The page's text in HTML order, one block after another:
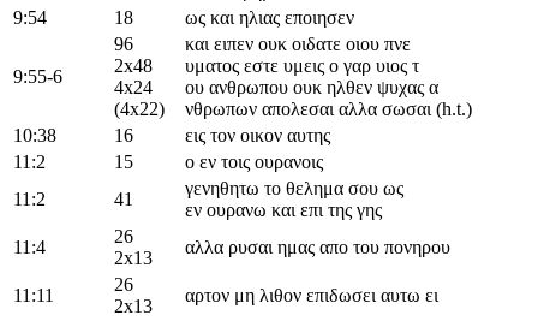
9:54
18 ως και ηλιας εποιησεν
9:55-6
96
2x48
4x24
(4x22)
και ειπεν ουκ οιδατε οιου πνε
υματος εστε υμεις ο γαρ υιος τ
ου ανθρωπου ουκ ηλθεν ψυχας α
νθρωπων απολεσαι αλλα σωσαι (h.t.)
10:38
16
εις τον οικον αυτης
11:2
15
ο εν τοις ουρανοις
11:2
41
γενηθητω το θελημα σου ως
εν ουρανω και επι της γης
11:4
26
2x13
αλλα ρυσαι ημας απο του πονηρου
11:11
26
2x13
αρτον μη λιθον επιδωσει αυτω ει